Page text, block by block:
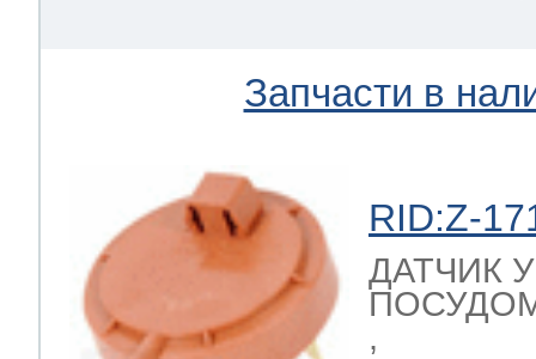
Запчасти в
RID:Z-
ДАТЧИК
,